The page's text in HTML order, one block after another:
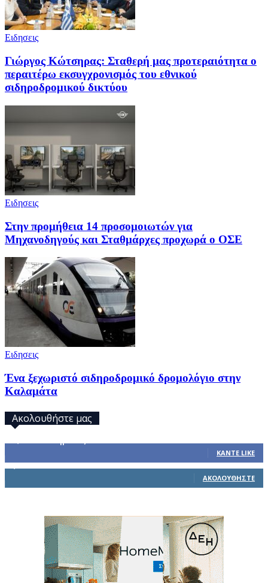
Ειδησεις
Γιώργος Κώτσηρας: Σταθερή μας προτεραιότητα ο
περαιτέρω εκσυγχρονισμός του εθνικού
σιδηροδρομικού δικτύου
Ειδησεις
Στην προμήθεια 14 προσομοιωτών για
Μηχανοδηγούς και Σταθμάρχες προχωρά ο ΟΣΕ
Ειδησεις
Ένα ξεχωριστό σιδηροδρομικό δρομολόγιο στην
Καλαμάτα
Ακολουθήστε μας
ΚΆΝΤΕ LIKE
ΑΚΟΛΟΥΘΉΣΤΕ